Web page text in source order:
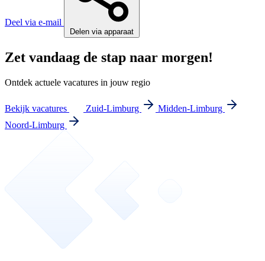
Deel via e-mail
Delen via apparaat
Zet vandaag de stap naar morgen!
Ontdek actuele vacatures in jouw regio
Bekijk vacatures Zuid-Limburg
Midden-Limburg
Noord-Limburg